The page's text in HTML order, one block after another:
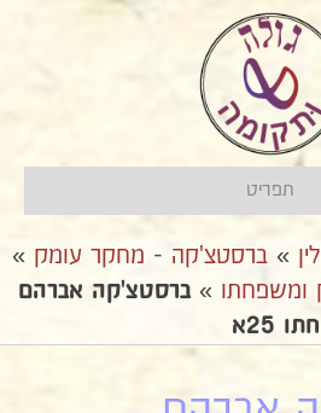
תפריט
» ברסטצ'קה - מחקר עומק »
ומשפחתו »ברסטצ'קה אברהם
25א